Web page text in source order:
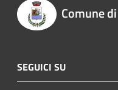
Comune
SEGUICI SU